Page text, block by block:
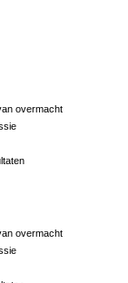
overmacht
overmacht